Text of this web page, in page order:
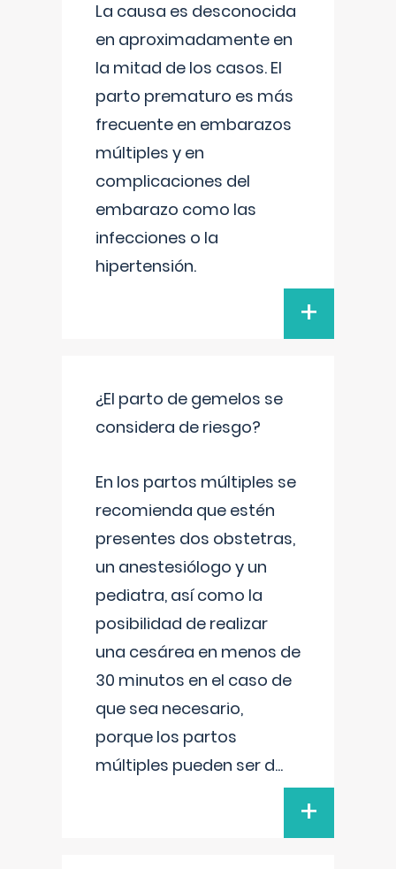
La causa es desconocida
en aproximadamente en
la mitad de los casos. El
parto prematuro es más
frecuente en embarazos
múltiples y en
complicaciones del
embarazo como las
infecciones o la
hipertensión.
+
¿El parto de gemelos se
considera de riesgo?
En los partos múltiples se
recomienda que estén
presentes dos obstetras,
un anestesiólogo y un
pediatra, así como la
posibilidad de realizar
una cesárea en menos de
30 minutos en el caso de
que sea necesario,
porque los partos
múltiples pueden ser d...
+